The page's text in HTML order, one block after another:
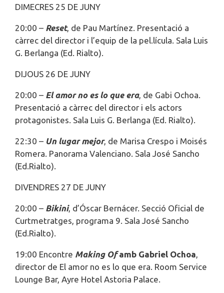
DIMECRES 25 DE JUNY
20:00 – Reset, de Pau Martínez. Presentació a
càrrec del director i l’equip de la pel.lícula. Sala Luis
G. Berlanga (Ed. Rialto).
DIJOUS 26 DE JUNY
20:00 – El amor no es lo que era, de Gabi Ochoa.
Presentació a càrrec del director i els actors
protagonistes. Sala Luis G. Berlanga (Ed. Rialto).
22:30 – Un lugar mejor, de Marisa Crespo i Moisés
Romera. Panorama Valenciano. Sala José Sancho
(Ed.Rialto).
DIVENDRES 27 DE JUNY
20:00 – Bikini, d’Óscar Bernácer. Secció Oficial de
Curtmetratges, programa 9. Sala José Sancho
(Ed.Rialto).
19:00 Encontre Making Ofamb Gabriel Ochoa
director de El amor no es lo que era. Room Service
Lounge Bar, Ayre Hotel Astoria Palace.